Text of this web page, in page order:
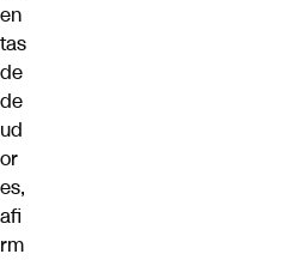
en
tas
de
de
ud
or
es,
afi
rm